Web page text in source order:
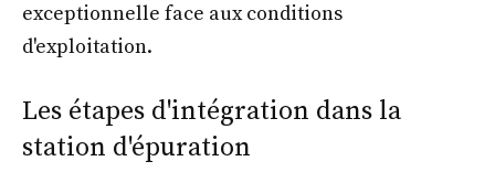
exceptionnelle face aux conditions
d'exploitation.
Les étapes d'intégration dans la
station d'épuration